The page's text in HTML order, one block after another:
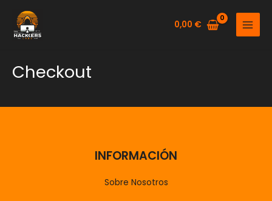
contenido
0,00 €
MAIN
Checkout
INFORMACIÓN
Sobre Nosotros